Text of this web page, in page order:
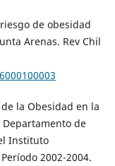
de obesidad
Arenas. Rev Chil
la Obesidad en la
de
Instituto
2002-2004.